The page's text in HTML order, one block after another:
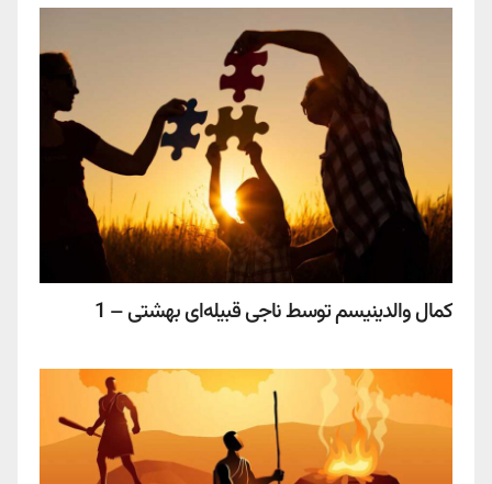
کمال والدینیسم توسط ناجی قبیله‌ای بهشتی – 1